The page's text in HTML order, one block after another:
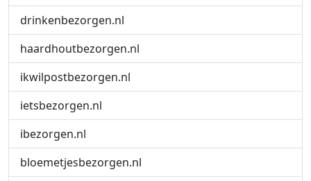
drinkenbezorgen.nl
haardhoutbezorgen.nl
ikwilpostbezorgen.nl
ietsbezorgen.nl
ibezorgen.nl
bloemetjesbezorgen.nl